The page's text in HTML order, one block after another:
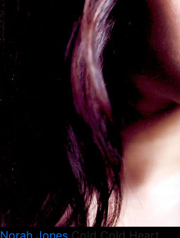
Norah Jones Cold Cold Heart